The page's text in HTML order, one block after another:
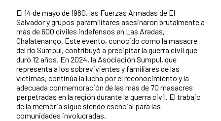
El 14 de mayo de 1980, las Fuerzas Armadas de El
Salvador y grupos paramilitares asesinaron brutalmente a
más de 600 civiles indefensos en Las Aradas,
Chalatenango. Este evento, conocido como la masacre
del río Sumpul, contribuyó a precipitar la guerra civil que
duró 12 años. En 2024, la Asociación Sumpul, que
representa a los sobrevivientes y familiares de las
víctimas, continúa la lucha por el reconocimiento y la
adecuada conmemoración de las más de 70 masacres
perpetradas en la región durante la guerra civil. El trabajo
de la memoria sigue siendo esencial para las
comunidades involucradas.